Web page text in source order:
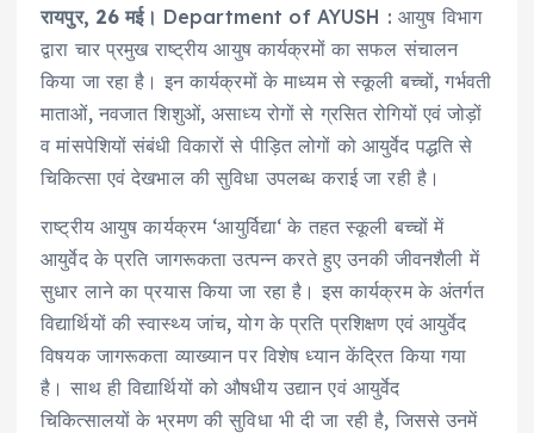
c
e
b
o
o
k
it
te
r
ai
l
a
ts
A
p
p
k
e
d
I
n
a
re
रायपुर, 26 मई। Department of AYUSH : आयुष विभाग
द्वारा चार प्रमुख राष्ट्रीय आयुष कार्यक्रमों का सफल संचालन
किया जा रहा है। इन कार्यक्रमों के माध्यम से स्कूली बच्चों, गर्भवती
माताओं, नवजात शिशुओं, असाध्य रोगों से ग्रसित रोगियों एवं जोड़ों
व मांसपेशियों संबंधी विकारों से पीड़ित लोगों को आयुर्वेद पद्धति से
चिकित्सा एवं देखभाल की सुविधा उपलब्ध कराई जा रही है।
राष्ट्रीय आयुष कार्यक्रम ‘आयुर्विद्या‘ के तहत स्कूली बच्चों में
आयुर्वेद के प्रति जागरूकता उत्पन्न करते हुए उनकी जीवनशैली में
सुधार लाने का प्रयास किया जा रहा है। इस कार्यक्रम के अंतर्गत
विद्यार्थियों की स्वास्थ्य जांच, योग के प्रति प्रशिक्षण एवं आयुर्वेद
विषयक जागरूकता व्याख्यान पर विशेष ध्यान केंद्रित किया गया
है। साथ ही विद्यार्थियों को औषधीय उद्यान एवं आयुर्वेद
चिकित्सालयों के भ्रमण की सुविधा भी दी जा रही है, जिससे उनमें